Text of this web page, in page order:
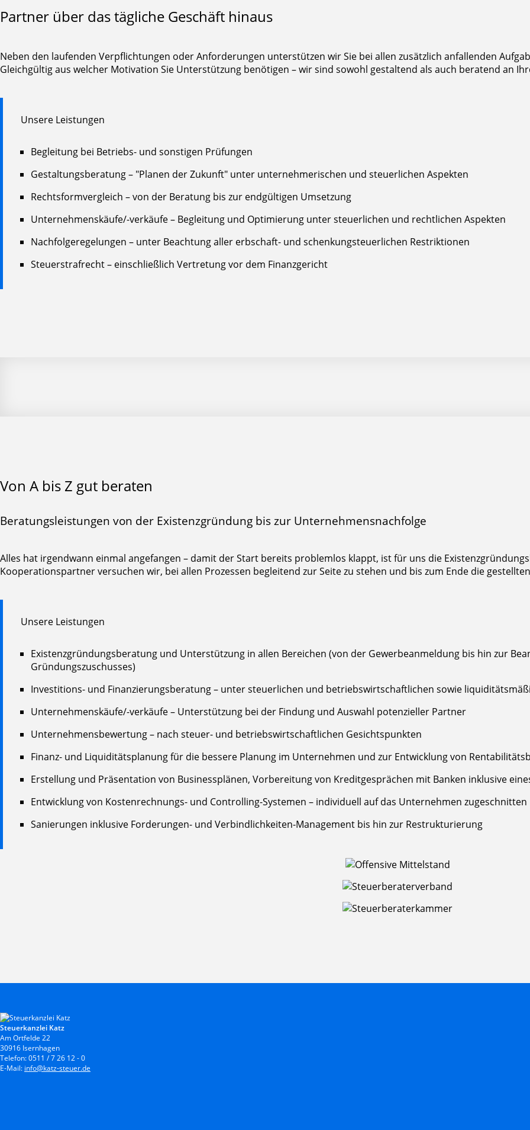
Partner über das tägliche Geschäft hinaus
Neben den laufenden Verpflichtungen oder Anforderungen unterstützen wir Sie bei allen zusätzlich anfallenden
Gleichgültig aus welcher Motivation Sie Unterstützung benötigen – wir sind sowohl gestaltend als auch beratend an
Unsere Leistungen
Begleitung bei Betriebs- und sonstigen Prüfungen
Gestaltungsberatung – "Planen der Zukunft" unter unternehmerischen und steuerlichen Aspekten
Rechtsformvergleich – von der Beratung bis zur endgültigen Umsetzung
Unternehmenskäufe/-verkäufe – Begleitung und Optimierung unter steuerlichen und rechtlichen Aspekten
Nachfolgeregelungen – unter Beachtung aller erbschaft- und schenkungsteuerlichen Restriktionen
Steuerstrafrecht – einschließlich Vertretung vor dem Finanzgericht
Von A bis Z gut beraten
Beratungsleistungen von der Existenzgründung bis zur Unternehmensnachfolge
Alles hat irgendwann einmal angefangen – damit der Start bereits problemlos klappt, ist für uns die
Kooperationspartner versuchen wir, bei allen Prozessen begleitend zur Seite zu stehen und bis zum Ende die
Unsere Leistungen
Existenzgründungsberatung und Unterstützung in allen Bereichen (von der Gewerbeanmeldung bis hin zur
Gründungszuschusses)
Investitions- und Finanzierungsberatung – unter steuerlichen und betriebswirtschaftlichen sowie
Unternehmenskäufe/-verkäufe – Unterstützung bei der Findung und Auswahl potenzieller Partner
Unternehmensbewertung – nach steuer- und betriebswirtschaftlichen Gesichtspunkten
Finanz- und Liquiditätsplanung für die bessere Planung im Unternehmen und zur Entwicklung von
Erstellung und Präsentation von Businessplänen, Vorbereitung von Kreditgesprächen mit Banken inklusive
Entwicklung von Kostenrechnungs- und Controlling-Systemen – individuell auf das Unternehmen zugeschnitten
Sanierungen inklusive Forderungen- und Verbindlichkeiten-Management bis hin zur Restrukturierung
Steuerkanzlei Katz
Am Ortfelde 22
30916 Isernhagen
Telefon: 0511 / 7 26 12 - 0
E-Mail: info@katz-steuer.de